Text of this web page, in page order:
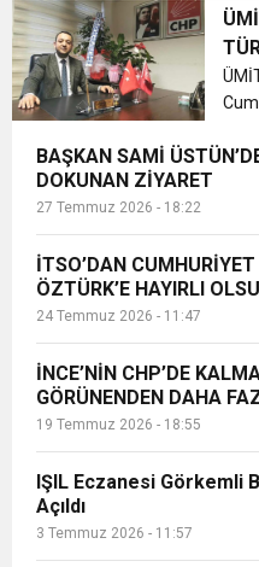
BAŞKAN SAMİ
DOKUNAN ZİYARET
27 Temmuz 2026 - 18:22
İTSO’DAN
ÖZTÜRK’E HAYIRLI
24 Temmuz 2026 - 11:47
İNCE’NİN CHP’DE
GÖRÜNENDEN DAHA
19 Temmuz 2026 - 18:55
IŞIL Eczanesi Görkemli
Açıldı
3 Temmuz 2026 - 11:57